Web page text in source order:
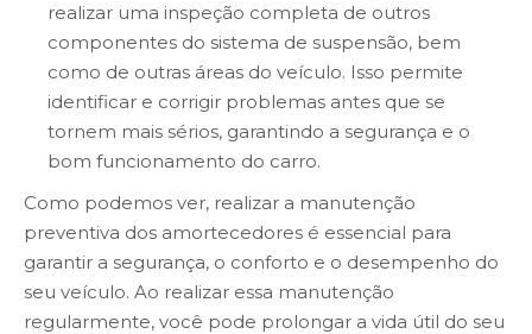
realizar uma inspeção completa de outros
componentes do sistema de suspensão, bem
como de outras áreas do veículo. Isso permite
identificar e corrigir problemas antes que se
tornem mais sérios, garantindo a segurança e o
bom funcionamento do carro.
Como podemos ver, realizar a manutenção
preventiva dos amortecedores é essencial para
garantir a segurança, o conforto e o desempenho do
seu veículo. Ao realizar essa manutenção
regularmente, você pode prolongar a vida útil do seu